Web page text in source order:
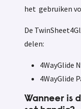
het gebruiken
De
delen:
4WayGlide
4WayGlide
Wanneer is